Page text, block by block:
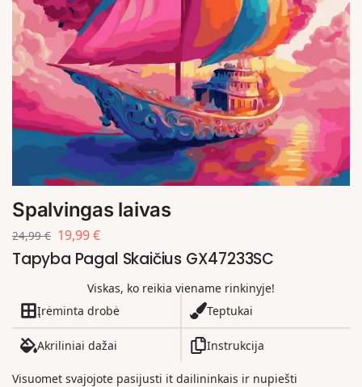
Spalvingas laivas
24,99€ 19,99€
Tapyba Pagal Skaičius GX47233SC
Viskas, ko reikia viename rinkinyje!
Įrėminta drobė
Teptukai
Akriliniai dažai Instrukcija
Visuomet svajojote pasijusti it dailininkais ir nupiešti